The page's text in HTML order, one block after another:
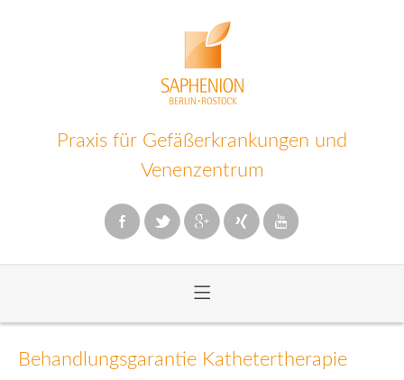
Praxis für Gefäßerkrankungen und
Venenzentrum
≡
Inhalt
Behandlungsgarantie Kathetertherapie